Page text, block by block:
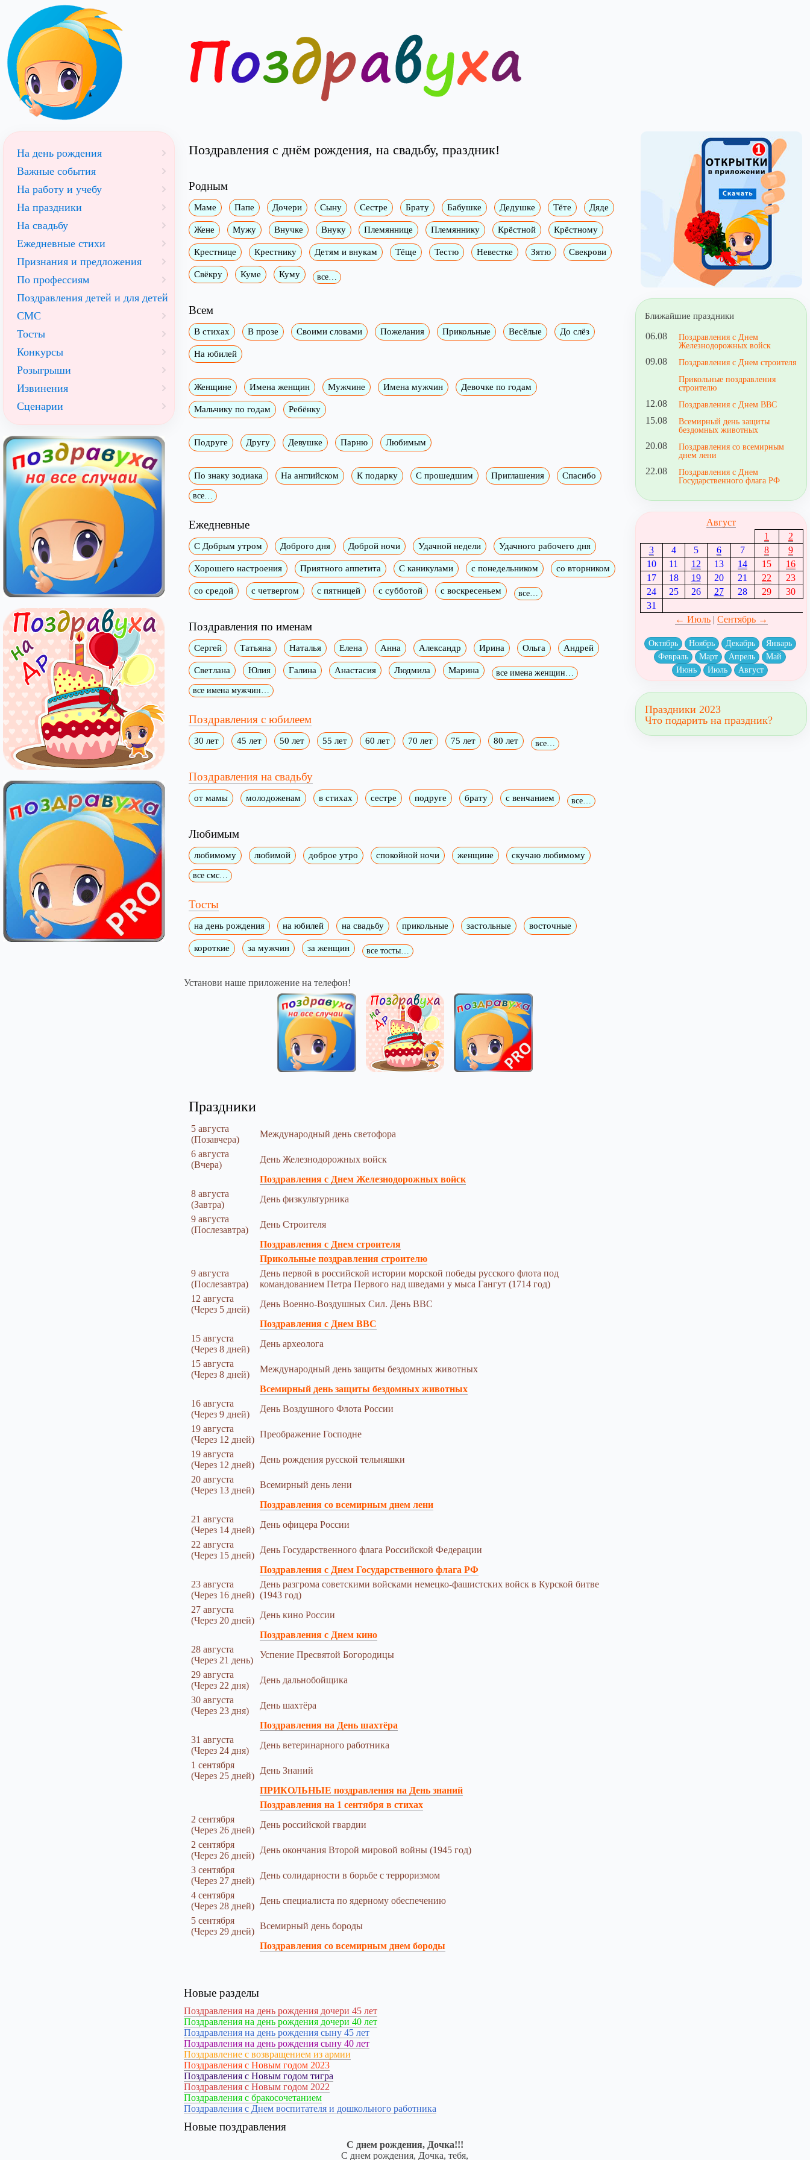
Поздравления с днём рождения, на свадьбу, праздник!
Родным
Маме Папе Дочери Сыну Сестре Брату Бабушке Дедушке Тёте Дяде
Жене Мужу Внучке Внуку Племяннице Племяннику Крёстной Крёстному
Крестнице Крестнику Детям и внукам Тёще Тестю Невестке Зятю Свекрови
Свёкру Куме Куму все…
Всем
В стихах В прозе Своими словами Пожелания Прикольные Весёлые До слёз
На юбилей
Женщине Имена женщин Мужчине Имена мужчин Девочке по годам
Мальчику по годам Ребёнку
Подруге Другу Девушке Парню Любимым
По знаку зодиака На английском К подарку С прошедшим Приглашения Спасибо
все…
Ежедневные
С Добрым утром Доброго дня Доброй ночи Удачной недели Удачного рабочего дня
Хорошего настроения Приятного аппетита С каникулами с понедельником со вторником
со средой с четвергом с пятницей с субботой с воскресеньем все…
Поздравления по именам
Сергей Татьяна Наталья Елена Анна Александр Ирина Ольга Андрей
Светлана Юлия Галина Анастасия Людмила Марина
все имена женщин…
все имена мужчин…
Поздравления с юбилеем
30 лет 45 лет 50 лет 55 лет 60 лет 70 лет 75 лет 80 лет все…
Поздравления на свадьбу
от мамы молодоженам в стихах сестре подруге брату с венчанием все…
Любимым
любимому любимой доброе утро спокойной ночи женщине скучаю любимому
все смс…
Тосты
на день рождения на юбилей на свадьбу прикольные застольные восточные
короткие за мужчин за женщин все тосты…
Установи наше приложение на телефон!
Праздники
5 августа
(Позавчера)
Международный день светофора
6 августа
(Вчера)
День Железнодорожных войск
Поздравления с Днем Железнодорожных войск
8 августа
(Завтра)
День физкультурника
9 августа
(Послезавтра)
День Строителя
Поздравления с Днем строителя
Прикольные поздравления строителю
9 августа
(Послезавтра)
День первой в российской истории морской победы русского флота под
командованием Петра Первого над шведами у мыса Гангут (1714 год)
12 августа
(Через 5 дней)
День Военно-Воздушных Сил. День ВВС
Поздравления с Днем ВВС
15 августа
(Через 8 дней)
День археолога
15 августа
(Через 8 дней)
Международный день защиты бездомных животных
Всемирный день защиты бездомных животных
16 августа
(Через 9 дней)
День Воздушного Флота России
19 августа
(Через 12 дней)
Преображение Господне
19 августа
(Через 12 дней)
День рождения русской тельняшки
20 августа
(Через 13 дней)
Всемирный день лени
Поздравления со всемирным днем лени
21 августа
(Через 14 дней)
День офицера России
22 августа
(Через 15 дней)
День Государственного флага Российской Федерации
Поздравления с Днем Государственного флага РФ
23 августа
(Через 16 дней)
День разгрома советскими войсками немецко-фашистских войск в Курской битве
(1943 год)
27 августа
(Через 20 дней)
День кино России
Поздравления с Днем кино
28 августа
(Через 21 день)
Успение Пресвятой Богородицы
29 августа
(Через 22 дня)
День дальнобойщика
30 августа
(Через 23 дня)
День шахтёра
Поздравления на День шахтёра
31 августа
(Через 24 дня)
День ветеринарного работника
1 сентября
(Через 25 дней)
День Знаний
ПРИКОЛЬНЫЕ поздравления на День знаний
Поздравления на 1 сентября в стихах
2 сентября
(Через 26 дней)
День российской гвардии
2 сентября
(Через 26 дней)
День окончания Второй мировой войны (1945 год)
3 сентября
(Через 27 дней)
День солидарности в борьбе с терроризмом
4 сентября
(Через 28 дней)
День специалиста по ядерному обеспечению
5 сентября
(Через 29 дней)
Всемирный день бороды
Поздравления со всемирным днем бороды
Новые разделы
Поздравления на день рождения дочери 45 лет
Поздравления на день рождения дочери 40 лет
Поздравления на день рождения сыну 45 лет
Поздравления на день рождения сыну 40 лет
Поздравление с возвращением из армии
Поздравления с Новым годом 2023
Поздравления с Новым годом тигра
Поздравления с Новым годом 2022
Поздравления с бракосочетанием
Поздравления с Днем воспитателя и дошкольного работника
Новые поздравления
С днем рождения, Дочка!!!
С днем рождения, Дочка, тебя,
На день рождения
Важные события
На работу и учебу
На праздники
На свадьбу
Ежедневные стихи
Признания и предложения
По профессиям
Поздравления детей и для детей
СМС
Тосты
Конкурсы
Розыгрыши
Извинения
Сценарии
Ближайшие праздники
06.08
Поздравления с Днем
Железнодорожных войск
09.08
Поздравления с Днем строителя
Прикольные поздравления
строителю
12.08 Поздравления с Днем ВВС
15.08
Всемирный день защиты
бездомных животных
20.08
Поздравления со всемирным
днем лени
22.08
Поздравления с Днем
Государственного флага РФ
Август
1
2
3
4 5 6 7 8
9
10
11 12 13 14 15
16
17
18 19 20 21 22
23
24
25 26 27 28 29
30
31
← Июль| Сентябрь →
Октябрь Ноябрь Декабрь
Январь
Февраль
Март Апрель
Май
Июнь
Июль Август
Праздники 2023
Что подарить на праздник?